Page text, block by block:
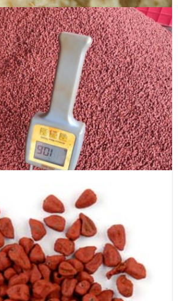
Okara
màu (whole annatto seeds)